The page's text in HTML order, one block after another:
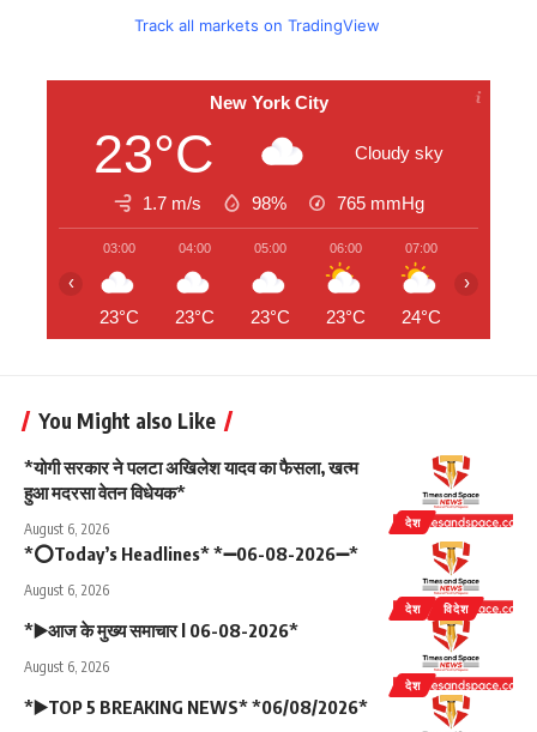
Track all markets on TradingView
New York City
23°C Cloudy sky
1.7 m/s 98% 765 mmHg
03:00
23°C
04:00
23°C
05:00
23°C
06:00
23°C
07:00
24°C
‹ ›
You Might also Like
देश
*योगी सरकार ने पलटा अखिलेश यादव का फैसला, खत्म
हुआ मदरसा वेतन विधेयक*
August 6, 2026
देश विदेश
*⭕Today’s Headlines* *➖06-08-2026➖*
August 6, 2026
देश
*▶️आज के मुख्य समाचार l 06-08-2026*
August 6, 2026
*▶️TOP 5 BREAKING NEWS* *06/08/2026*